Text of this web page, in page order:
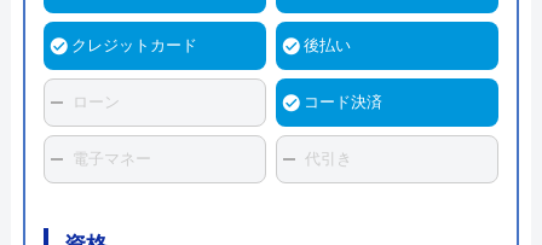
クレジットカード 後払い
ローン コード決済
電子マネー 代引き